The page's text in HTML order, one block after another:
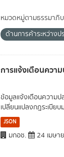
หมวดหมู่ตามธรรมาภิ
ด้านการค้าระหว่างป
การแจ้งเตือนควา
ข้อมูลแจ้งเตือนความ
เปลี่ยนแปลงกฎระเบีย
JSON
มกอช. 24 เมษา